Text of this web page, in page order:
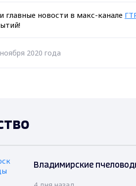
главные новости в макс-канале
2020 года
Владимирские